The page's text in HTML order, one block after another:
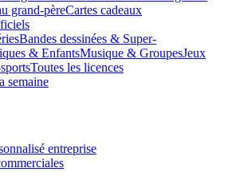
grand-pèreCartes cadeaux
Bandes dessinées & Super-
& EnfantsMusique & GroupesJeux
Toutes les licences
semaine
entreprise